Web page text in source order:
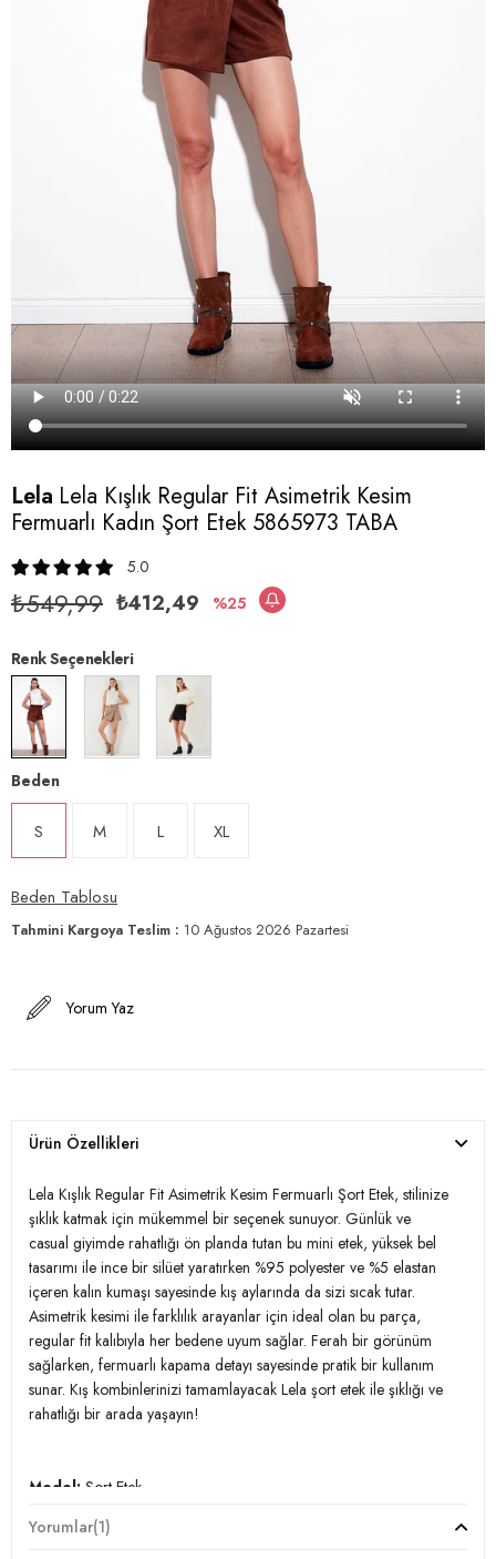
Lela Lela Kışlık Regular Fit Asimetrik Kesim
Fermuarlı Kadın Şort Etek 5865973 TABA
5.0
₺549,99 ₺412,49 25
Renk Seçenekleri
Beden
S M L XL
Beden Tablosu
Tahmini Kargoya Teslim : 10 Ağustos 2026 Pazartesi
Yorum Yaz
Ürün Özellikleri
Lela Kışlık Regular Fit Asimetrik Kesim Fermuarlı Şort Etek, stilinize
şıklık katmak için mükemmel bir seçenek sunuyor. Günlük ve
casual giyimde rahatlığı ön planda tutan bu mini etek, yüksek bel
tasarımı ile ince bir silüet yaratırken %95 polyester ve %5 elastan
içeren kalın kumaşı sayesinde kış aylarında da sizi sıcak tutar.
Asimetrik kesimi ile farklılık arayanlar için ideal olan bu parça,
regular fit kalıbıyla her bedene uyum sağlar. Ferah bir görünüm
sağlarken, fermuarlı kapama detayı sayesinde pratik bir kullanım
sunar. Kış kombinlerinizi tamamlayacak Lela şort etek ile şıklığı ve
rahatlığı bir arada yaşayın!
Model: Şort Etek
Giyim Tarzı:
Yorumlar(1)